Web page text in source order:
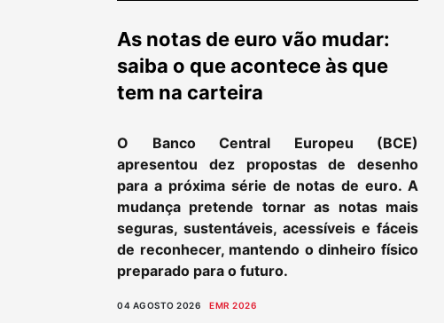
As notas de euro vão mudar:
saiba o que acontece às que
tem na carteira
O Banco Central Europeu (BCE)
apresentou dez propostas de desenho
para a próxima série de notas de euro. A
mudança pretende tornar as notas mais
seguras, sustentáveis, acessíveis e fáceis
de reconhecer, mantendo o dinheiro físico
preparado para o futuro.
04 AGOSTO 2026 EMR 2026